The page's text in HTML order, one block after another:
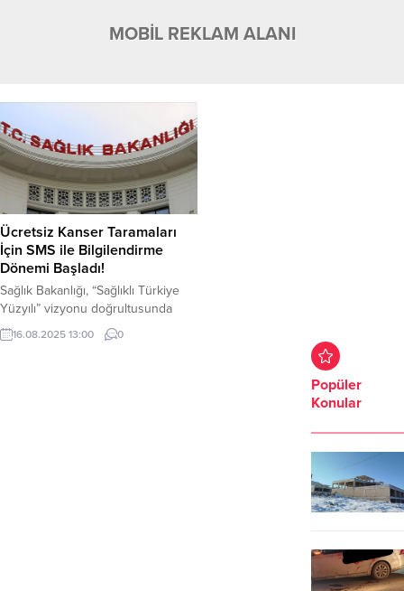
MOBİL REKLAM ALANI
Ücretsiz Kanser Taramaları
İçin SMS ile Bilgilendirme
Dönemi Başladı!
Sağlık Bakanlığı, “Sağlıklı Türkiye
Yüzyılı” vizyonu doğrultusunda
ücretsiz kanser taramaları için SMS
ile bilgilendirme dönemini başlattı.
16.08.2025 13:00 0
Popüler
Konular